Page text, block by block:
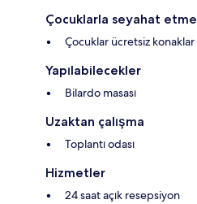
Çocuklarla seyahat etme
Çocuklar ücretsiz konaklar
Yapılabilecekler
Bilardo masası
Uzaktan çalışma
Toplantı odası
Hizmetler
24 saat açık resepsiyon